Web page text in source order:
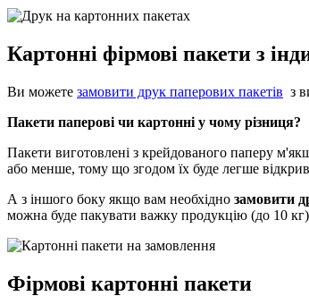
Картонні фірмові пакети з
Ви можете замовити друк паперових пакетів з
Пакети паперові чи картонні у чому різниця?
Пакети виготовлені з крейдованого паперу
або менше, тому що згодом їх буде легше
А з іншого боку якщо вам необхідно замовити
можна буде пакувати важку продукцію (до 10
Фірмові картонні пакети